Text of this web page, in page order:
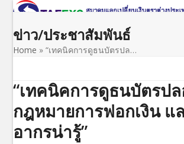
Skip
content
Open
mobile
menu
Close
mobile
menu
ข่าว/ประชาสัมพันธ์
Home »“เทคนิคการดูธนบัตรปล…
“เทคนิคการดูธนบัตรป
กฎหมายการฟอกเงิน แ
อากรน่ารู้”